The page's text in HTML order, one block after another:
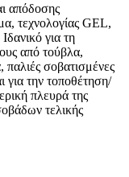
απόδοσης
τεχνολογίας GEL,
για τη
από τούβλα,
σοβατισμένες
για την τοποθέτηση/
πλευρά της
τελικής